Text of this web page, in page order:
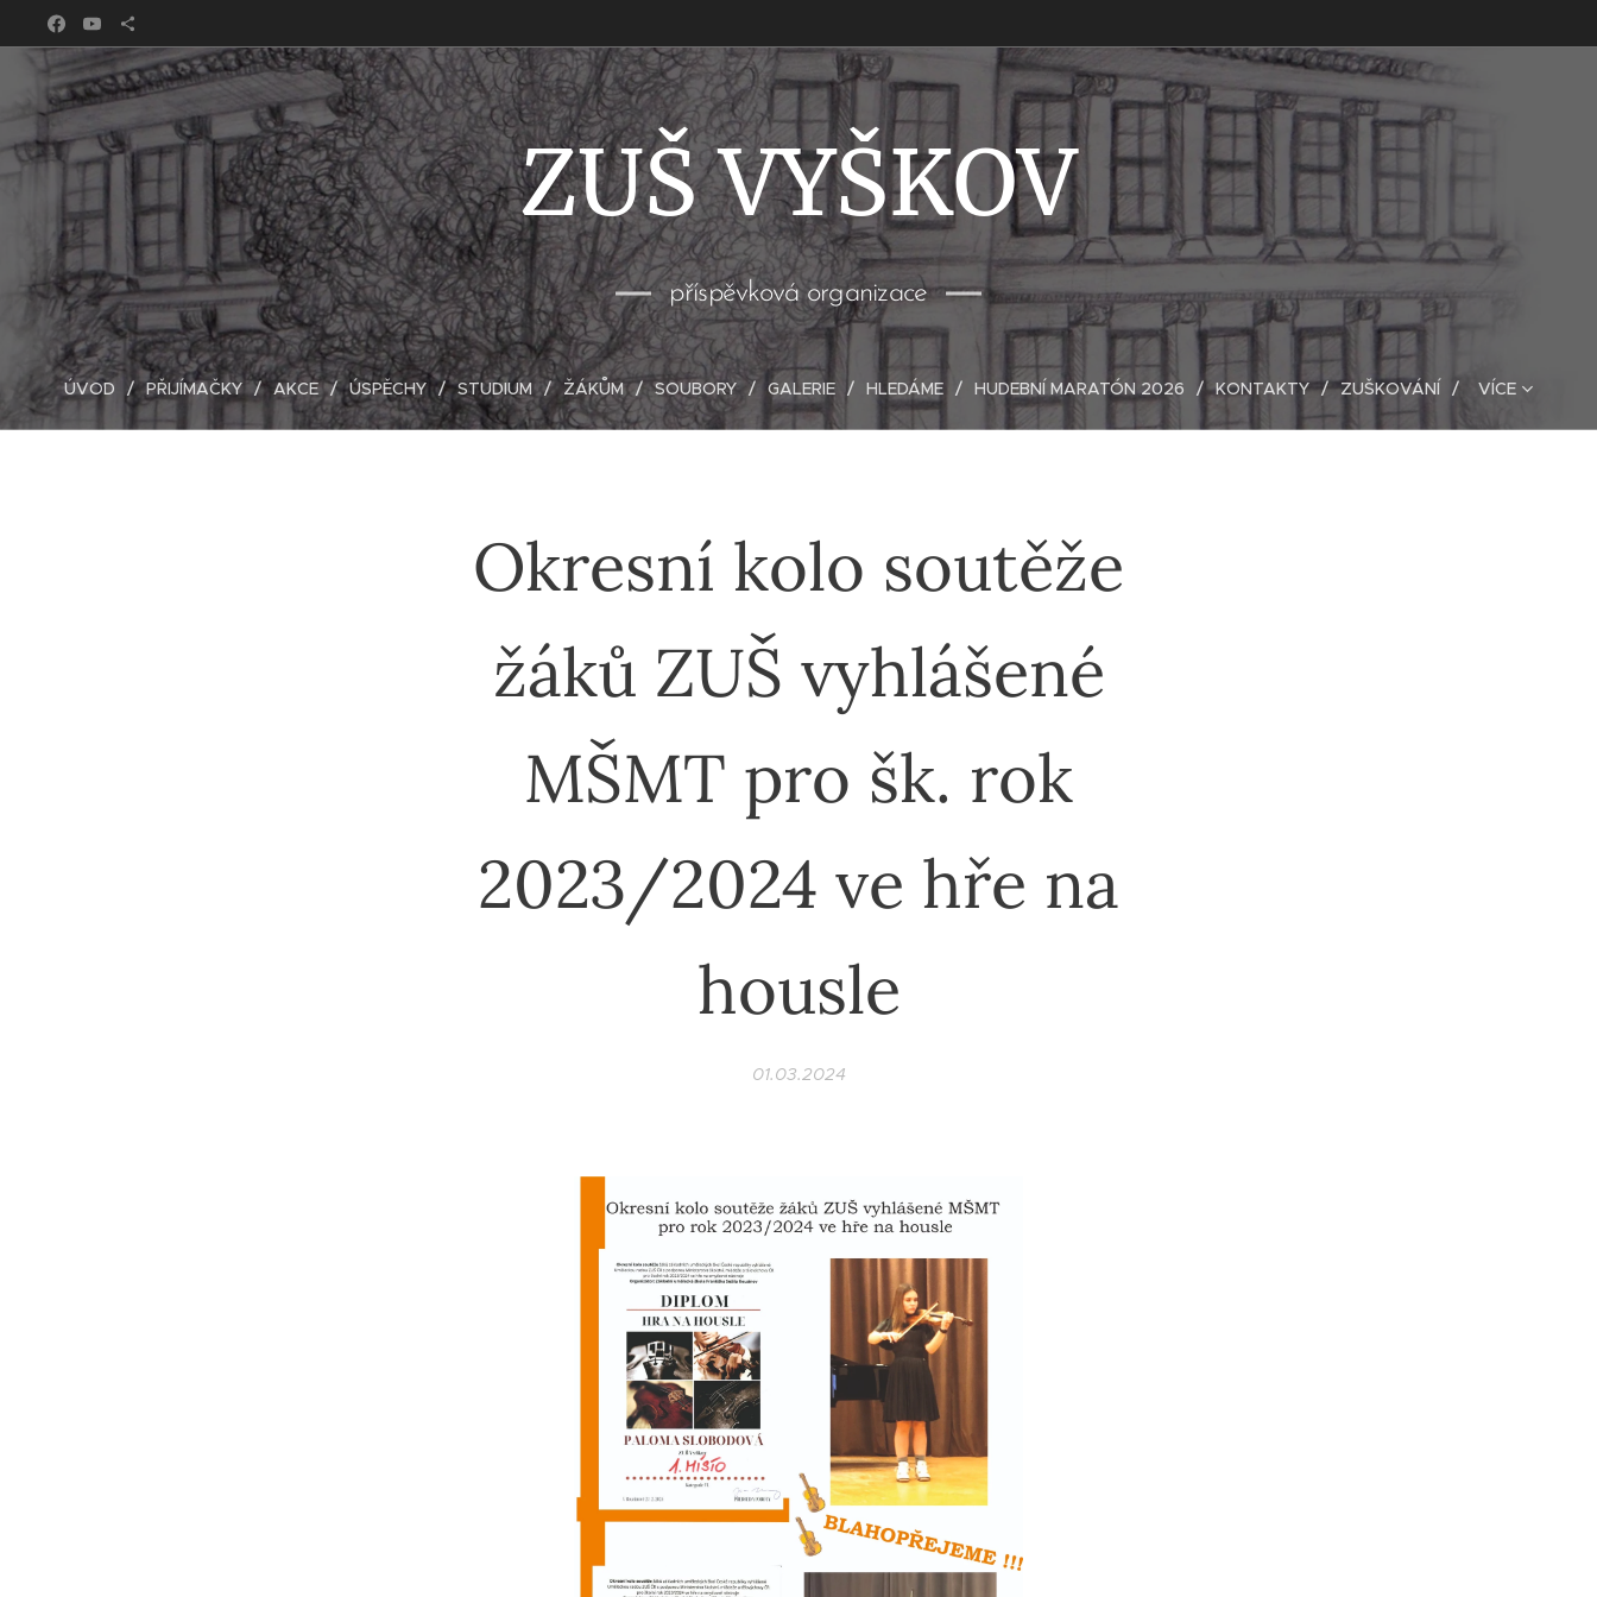
ZUŠ VYŠKOV
příspěvková organizace
ÚVOD PŘIJÍMAČKY AKCE ÚSPĚCHY STUDIUM ŽÁKŮM SOUBORY GALERIE HLEDÁME HUDEBNÍ MARATÓN 2026 KONTAKTY ZUŠKOVÁNÍ VÍCE
Okresní kolo soutěže
žáků ZUŠ vyhlášené
MŠMT pro šk. rok
2023/2024 ve hře na
housle
01.03.2024